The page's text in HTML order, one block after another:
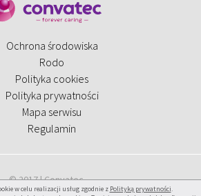
w celu realizacji usług zgodnie z Polityką prywatności.
Ochrona środowiska
Rodo
Polityka cookies
Polityka prywatności
Mapa serwisu
Regulamin
© 2017 | Convatec
Agencja Interaktywna Bull Design